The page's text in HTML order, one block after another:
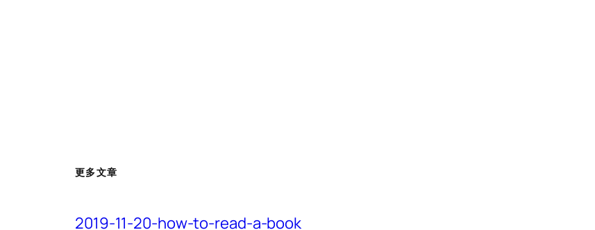
更多文章
2019-11-20-how-to-read-a-book